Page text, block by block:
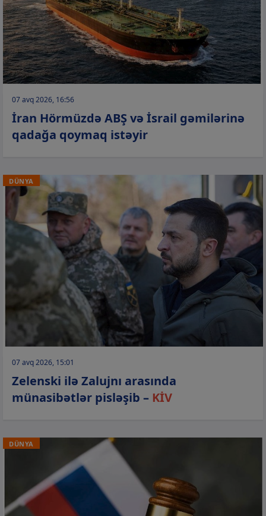
07 avq 2026, 16:56
İran Hörmüzdə ABŞ və İsrail gəmilərinə
qadağa qoymaq istəyir
DÜNYA
07 avq 2026, 15:01
Zelenski ilə Zalujnı arasında
münasibətlər pisləşib – KİV
DÜNYA